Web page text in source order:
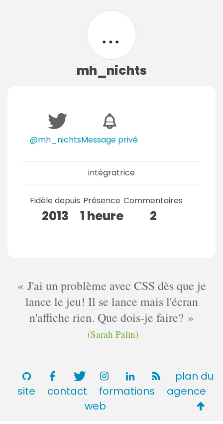
mh_nichts
@mh_nichtsMessage privé
intégratrice
Fidèle depuis
2013
Présence
1 heure
Commentaires
2
J'ai un problème avec CSS dès que je
lance le jeu! Il se lance mais l'écran
n'affiche rien. Que dois-je faire?
(Sarah Palin)
plan du
site
contact formations
agence
web